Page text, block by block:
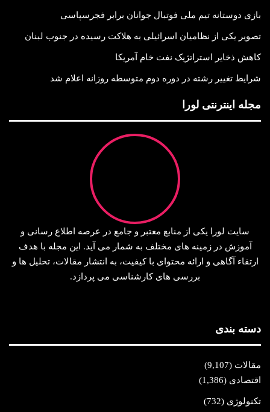
بازی دوستانه تیم ملی فوتبال جوانان برابر فجرسپاسی
تصویر یکی از نظامیان اسرائیلی به هلاکت رسیده در جنوب لبنان
کاهش ذخایر استراتژیک نفت خام آمریکا
شرایط تغییر رشته در دوره دوم متوسطه روزانه اعلام شد
مجله اینترنتی لورا
سایت لورا یکی از منابع معتبر و جامع در عرصه اطلاع‌ رسانی و
آموزش در زمینه‌ های مختلف به شمار می‌ آید. این مجله با هدف
ارتقاء آگاهی و ارائه محتوای با کیفیت، به انتشار مقالات، تحلیل‌ ها و
بررسی‌ های کارشناسی می‌ پردازد.
دسته بندی
مقالات (9,107)
اقتصادی (1,386)
تکنولوژی (732)